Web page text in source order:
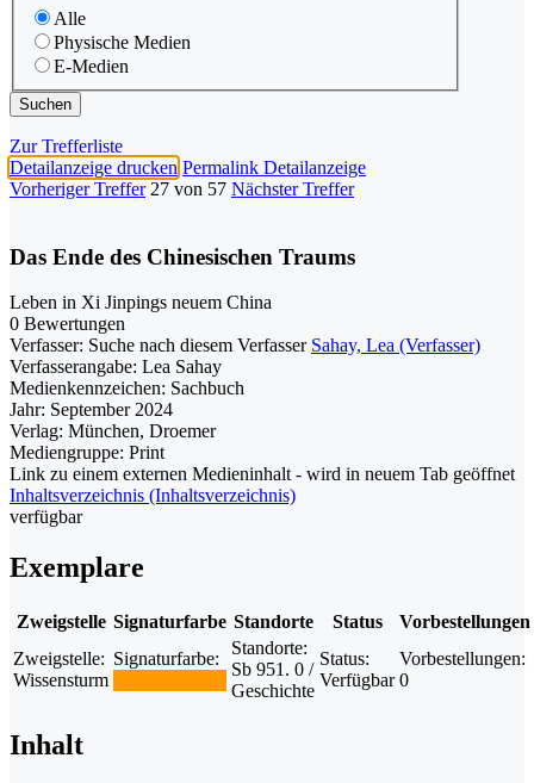
Alle
Physische Medien
E-Medien
Zur Trefferliste
Detailanzeige drucken Permalink Detailanzeige
Vorheriger Treffer 27 von 57 Nächster Treffer
Das Ende des Chinesischen Traums
Leben in Xi Jinpings neuem China
0 Bewertungen
Verfasser: Suche nach diesem Verfasser Sahay, Lea (Verfasser)
Verfasserangabe: Lea Sahay
Medienkennzeichen: Sachbuch
Jahr: September 2024
Verlag: München, Droemer
Mediengruppe: Print
Link zu einem externen Medieninhalt - wird in neuem Tab geöffnet
Inhaltsverzeichnis (Inhaltsverzeichnis)
verfügbar
Exemplare
Zweigstelle Signaturfarbe Standorte Status
Vorbestellungen
Zweigstelle:
Wissensturm
Signaturfarbe:
Standorte:
Sb 951. 0 /
Geschichte
Status:
Verfügbar
Vorbestellungen:
0
Inhalt